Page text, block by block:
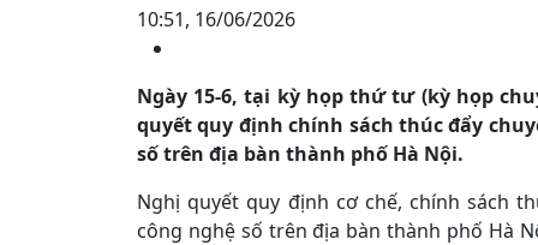
10:51, 16/06/2026
Ngày 15-6, tại kỳ họp thứ tư (kỳ họp
quyết quy định chính sách thúc đẩy
số trên địa bàn thành phố Hà Nội.
Nghị quyết quy định cơ chế, chính sách
công nghệ số trên địa bàn thành phố Hà